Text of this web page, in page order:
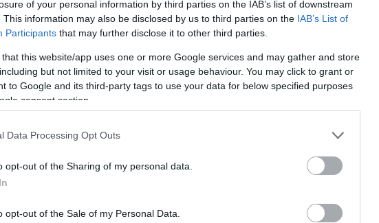
of your personal information by third parties on the IAB’s list of downstream
This information may also be disclosed by us to third parties on the IAB’s List of
Participants that may further disclose it to other third parties.
that this website/app uses one or more Google services and may gather and store
but not limited to your visit or usage behaviour. You may click to grant or
to Google and its third-party tags to use your data for below specified purposes
consent section.
Data Processing Opt Outs
opt-out of the Sharing of my personal data.
opt-out of the Sale of my Personal Data.